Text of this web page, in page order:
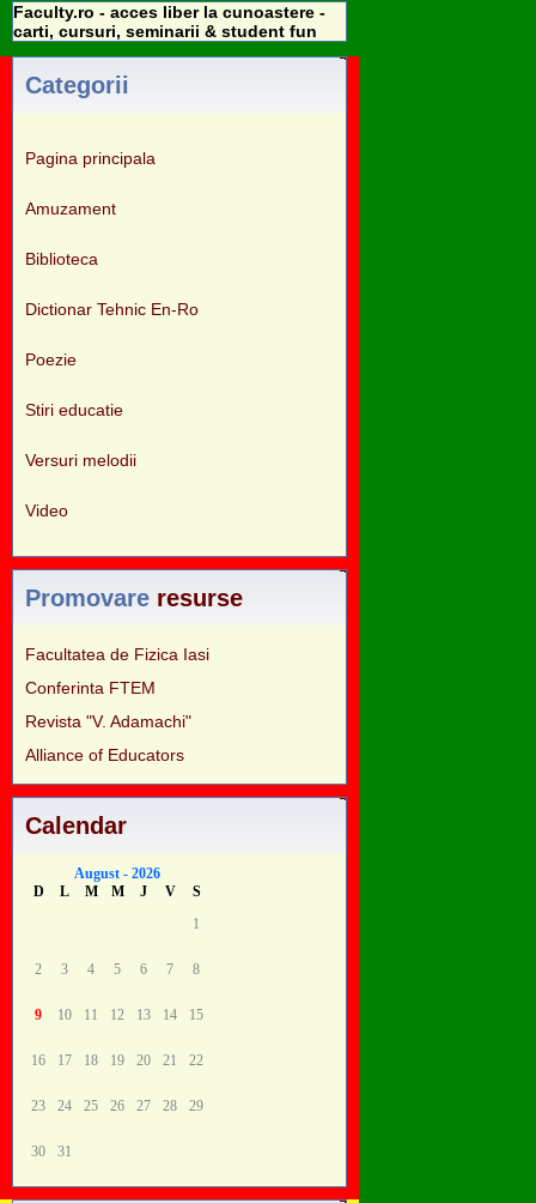
Faculty.ro - acces liber la cunoastere -
carti, cursuri, seminarii & student fun
Categorii
Pagina principala
Amuzament
Biblioteca
Dictionar Tehnic En-Ro
Poezie
Stiri educatie
Versuri melodii
Video
Promovare resurse
Facultatea de Fizica Iasi
Conferinta FTEM
Revista "V. Adamachi"
Alliance of Educators
Calendar
August - 2026
D
L M M J V
S
1
2 3 4 5 6 7 8
9 10 11 12 13 14 15
16 17 18 19 20 21 22
23 24 25 26 27 28 29
30 31